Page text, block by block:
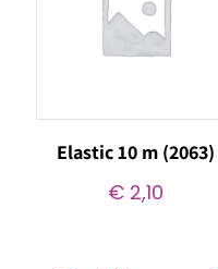
Elastic 10 m (2063)
€ 2,10